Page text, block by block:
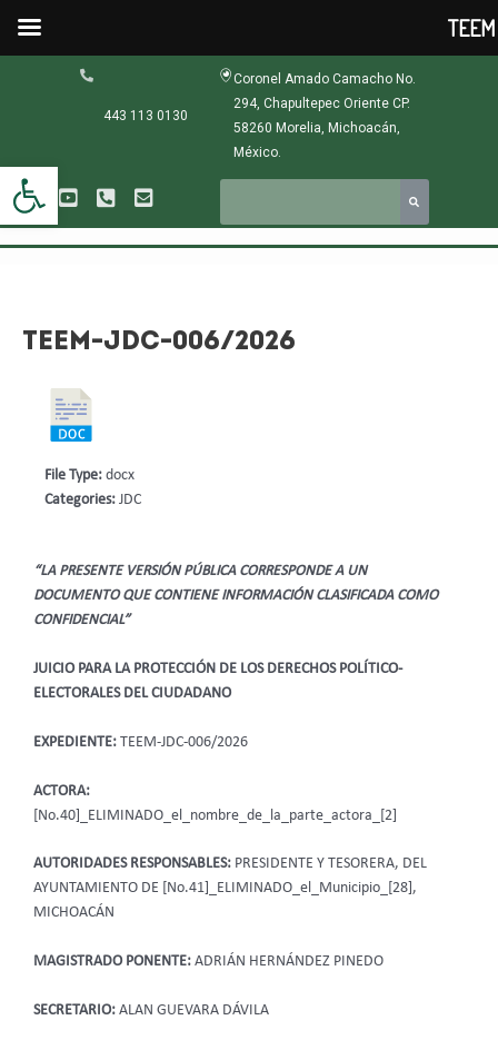
Abrir barra de herramientas
contenido
443 113 0130
Coronel Amado Camacho No.
294, Chapultepec Oriente CP.
58260 Morelia, Michoacán,
México.
TEEM-JDC-006/2026
“LA PRESENTE VERSIÓN PÚBLICA CORRESPONDE A UN
DOCUMENTO QUE CONTIENE INFORMACIÓN CLASIFICADA COMO
CONFIDENCIAL”
JUICIO PARA LA PROTECCIÓN DE LOS DERECHOS POLÍTICO-
ELECTORALES DEL CIUDADANO
EXPEDIENTE: TEEM-JDC-006/2026
ACTORA:
[No.40]_ELIMINADO_el_nombre_de_la_parte_actora_[2]
AUTORIDADES RESPONSABLES: PRESIDENTE Y TESORERA, DEL
AYUNTAMIENTO DE [No.41]_ELIMINADO_el_Municipio_[28],
MICHOACÁN
MAGISTRADO PONENTE: ADRIÁN HERNÁNDEZ PINEDO
SECRETARIO: ALAN GUEVARA DÁVILA
File Type: docx
Categories: JDC